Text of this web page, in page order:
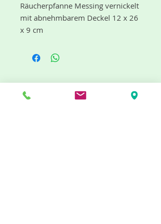
Räucherpfanne Messing vernickelt
mit abnehmbarem Deckel 12 x 26
x 9 cm
"dufte" Neuigkeiten gibt es mit dem